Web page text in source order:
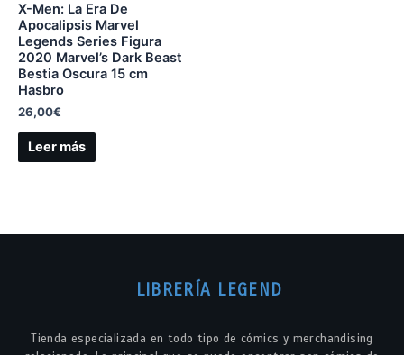
X-Men: La Era De
Apocalipsis Marvel
Legends Series Figura
2020 Marvel’s Dark Beast
Bestia Oscura 15 cm
Hasbro
26,00€
Leer más
LIBRERÍA LEGEND
Tienda especializada en todo tipo de cómics y merchandising